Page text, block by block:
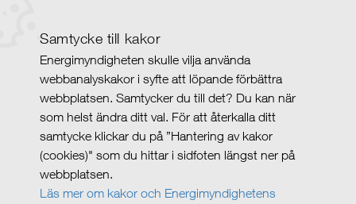
Samtycke till kakor
Energimyndigheten skulle vilja använda
webbanalyskakor i syfte att löpande förbättra
webbplatsen. Samtycker du till det? Du kan när
som helst ändra ditt val. För att återkalla ditt
samtycke klickar du på ”Hantering av kakor
(cookies)" som du hittar i sidfoten längst ner på
webbplatsen.
Läs mer om kakor och Energimyndighetens